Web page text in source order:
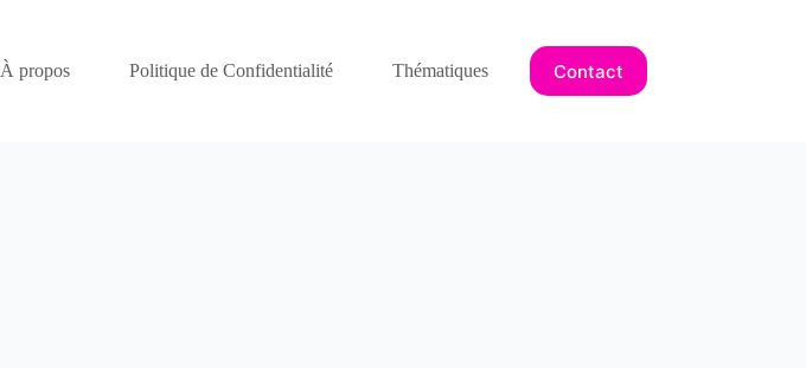
À propos Politique de Confidentialité Thématiques Contact